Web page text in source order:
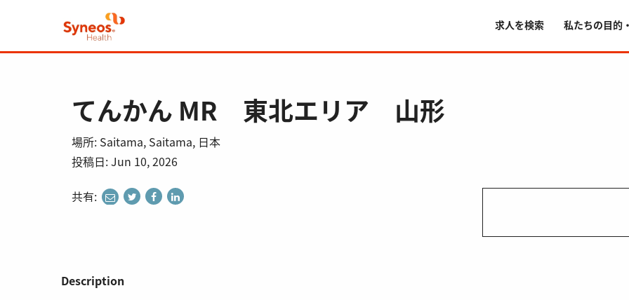
求人を検索 私たちの目的
てんかん MR 東北エリア 山形
場所: Saitama, Saitama, 日本
投稿日: Jun 10, 2026
共有: shareshareshareshare
Description